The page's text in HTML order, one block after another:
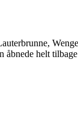
helt